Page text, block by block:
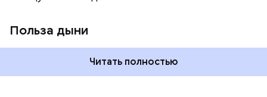
Польза дыни
Читать полностью